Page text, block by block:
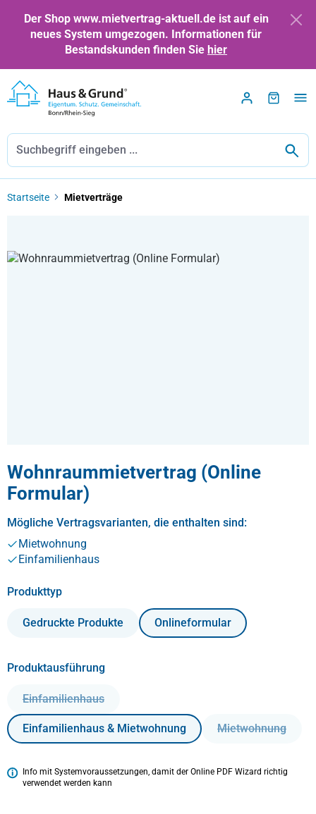
Zum Hauptinhalt springen
Der Shop www.mietvertrag-aktuell.de ist auf ein
neues System umgezogen. Informationen für
Bestandskunden finden Sie hier
Startseite Mietverträge
Wohnraummietvertrag (Online
Formular)
Mögliche Vertragsvarianten, die enthalten sind:
Mietwohnung
Einfamilienhaus
Produkttypauswählen
Gedruckte Produkte
(Diese Option ist zurzeit nicht verfügbar.)
Onlineformular
Produktausführungauswählen
Einfamilienhaus
(Diese Option ist zurzeit nicht verfügbar.)
Einfamilienhaus & Mietwohnung Mietwohnung
(Diese Option
Info mit Systemvoraussetzungen, damit der Online PDF Wizard richtig
verwendet werden kann